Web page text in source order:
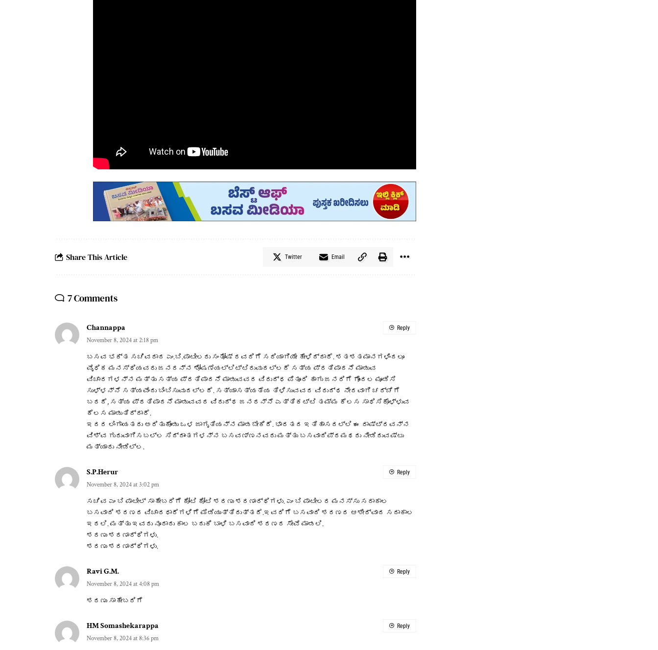
Share This Article Twitter Email
7 Comments
Channappa
November 8, 2024 at 2:18 pm
ಬಸವ ಭಕ್ತ ಸಚಿವರಾದ ಎಂ.ಬಿ.ಪಾಟೀಲರು ಸಂತೋಷ್ ರವರಿಗೆ ಸರಿಯಾಗಿಯೇ ಹೇಳಿದ್ದಾರೆ. ಶತಶತಮಾನಗಳಿಂದಲೂ
ವೈಧಿಕ ಮನಸ್ಥಿಯವರು ಜನರನ್ನ ಶೋಷಣೆಯಲ್ಲಿಟ್ಟಿರುವುದಲ್ಲದೆ ಸತ್ಯ ಪ್ರತಿಪಾದನೆ ಮಾಡುವ
ವಿಚಾರಗಳನ್ನ ಮತ್ತು ಸತ್ಯ ಪ್ರತಿಪಾದನೆ ಮಾಡುವವರ ವಿರುದ್ಧ ಪಿತೂರಿ ಹಾಗು ಜನರಿಗೆ ಗೊಂದಲ ಮೂಡಿಸಿ
ಸುಳ್ಳನ್ನೆ ಸತ್ಯವೆಂದು ಬಿಂಬಿಸುವುದಲ್ಲದೆ. ಸತ್ಯಾಸತ್ಯತೆಯ ತಿಳಿಸುವವರ ವಿರುದ್ಧ ನೇರವಾಗಿ ಚರ್ಚೆಗೆ
ಬರದೆ, ಸತ್ಯ ಪ್ರತಿಪಾದನೆ ಮಾಡುವವರ ವಿರುದ್ಧ ಜನರನ್ನೆ ಎತ್ತಿಕಟ್ಟಿ ತಮ್ಮ ಕೆಲಸ ಸಾಧಿಸಿಕೊಳ್ಳುವ
ಕೆಲಸ ಮಾಡುತಿದ್ದಾರೆ.
ಇದರ ಲಿಂಗಾಯತರು ಅರಿತುಕೊಂಡು ಒಳ ಜಾಗೃತಿಯನ್ನ ಮಾಡಬೇಕಿದೆ. ಭಾರತದ ಇತಿಹಾಸದಲ್ಲಿ ಈ ರಾಷ್ಟ್ರವನ್ನ
ವಿಶ್ವ ಗುರುವಾಗಿಸಬಲ್ಲ ಸಿದ್ದಾಂತಗಳನ್ನ ಬಸವಣ್ಣನವರು ಮತ್ತು ಬಸವಾದಿಪ್ರಮಥರು ನೀಡಿರುವಷ್ಟು
ಮತ್ಯಾರು ನೀಡಿಲ್ಲ.
Reply
S.P.Herur
November 8, 2024 at 3:02 pm
ಸಚಿವ ಎಂ ಬಿ ಪಾಟೀಲ್ ಸಾಹೇಬರಿಗೆ ಕೋಟಿ ಕೋಟಿ ಶರಣು ಶರಣಾರ್ಥಿಗಳು. ಎಂ ಬಿ ಪಾಟೀಲರ ಮನಸ್ಸು ಸದಾಕಾಲ
ಬಸವಾದಿ ಶರಣರ ವಿಚಾರಧಾರೆಗಳಿಗೆ ಮಿಡಿಯುತ್ತಿರುತ್ತದೆ.ಇವರಿಗೆ ಬಸವಾದಿ ಶರಣರ ಆಶೀರ್ವಾದ ಸದಾಕಾಲ
ಇರಲಿ. ಮತ್ತು ಇವರು ನೂರಾರು ಕಾಲ ಬದುಕಿ ಬಾಳಿ ಬಸವಾದಿ ಶರಣರ ಸೇವೆ ಮಾಡಲಿ.
ಶರಣು ಶರಣಾರ್ಥಿಗಳು.
ಶರಣು ಶರಣಾರ್ಥಿಗಳು.
Reply
Ravi G.M.
November 8, 2024 at 4:08 pm
ಶರಣು ಸಾಹೇಬರಿಗೆ
Reply
HM Somashekarappa
November 8, 2024 at 8:36 pm
Reply